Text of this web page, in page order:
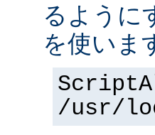
るように
を使いま
/usr/